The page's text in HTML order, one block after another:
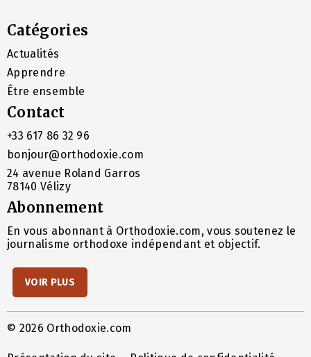
Catégories
Actualités
Apprendre
Être ensemble
Contact
+33 617 86 32 96
bonjour@orthodoxie.com
24 avenue Roland Garros
78140 Vélizy
Abonnement
En vous abonnant à Orthodoxie.com, vous soutenez le
journalisme orthodoxe indépendant et objectif.
VOIR PLUS
© 2026 Orthodoxie.com